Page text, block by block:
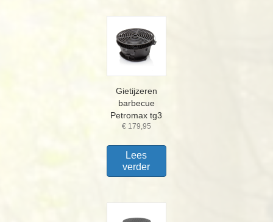
Gietijzeren
barbecue
Petromax tg3
€179,95
Lees
verder